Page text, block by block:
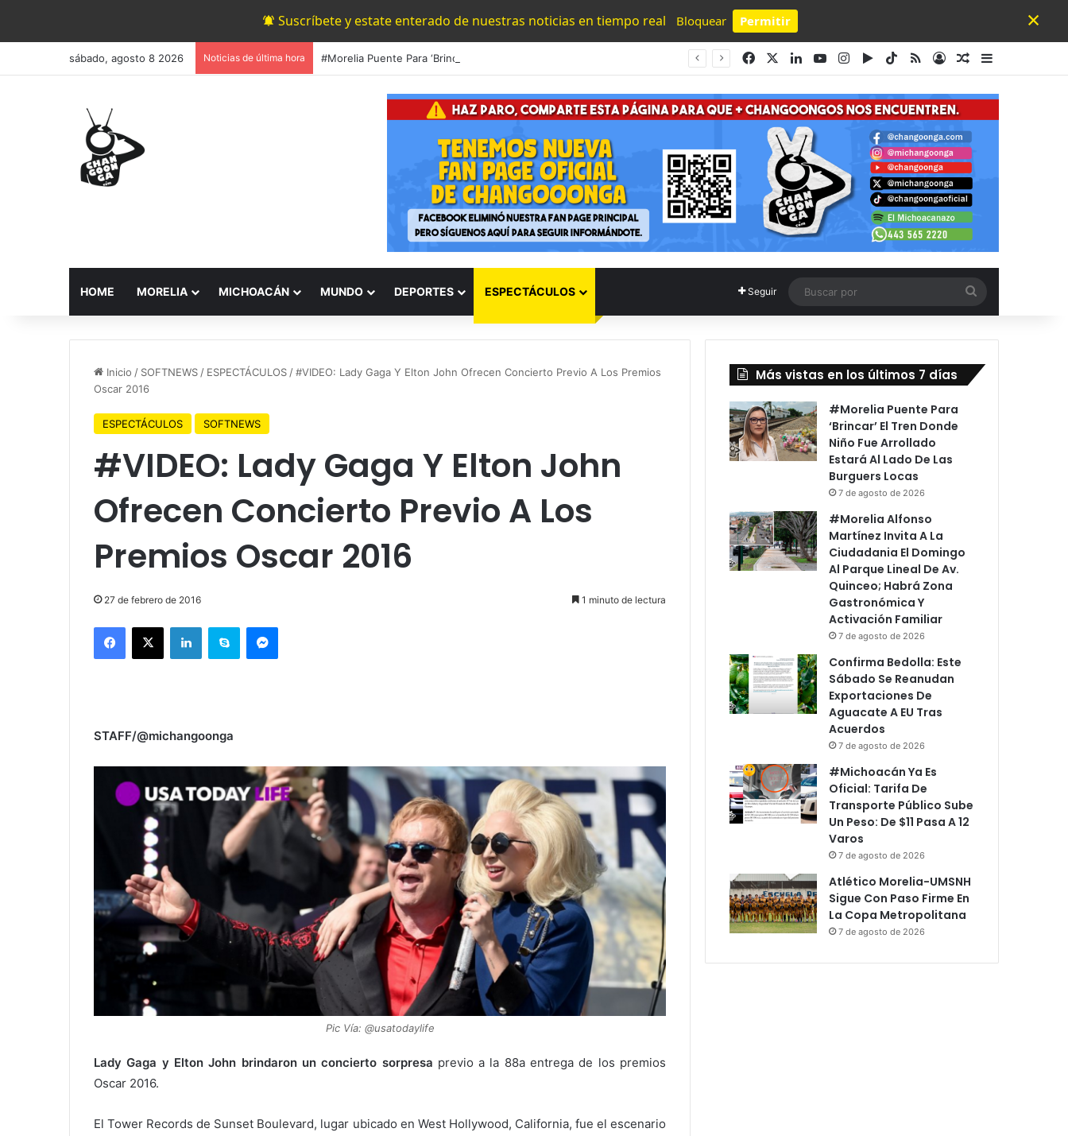
Suscríbete y estate enterado de nuestras noticias en tiempo real Bloquear Permitir
Powered by SendPulse
×
sábado, agosto 8 2026 Noticias de última hora FacebookLinkedInYouTubeInstagram
Google Play
TikTok
RSS AccesoPublicación al
HOME MORELIA MICHOACÁN MUNDO DEPORTES ESPECTÁCULOS Seguir
por
Inicio / SOFTNEWS / ESPECTÁCULOS /#VIDEO: Lady Gaga Y Elton John Ofrecen Concierto Previo A Los Premios
Oscar 2016
ESPECTÁCULOS SOFTNEWS
#VIDEO: Lady Gaga Y Elton John
Ofrecen Concierto Previo A Los
Premios Oscar 2016
27 de febrero de 2016 1 minuto de lectura
STAFF/@michangoonga
Pic Vía: @usatodaylife
Lady Gaga y Elton John brindaron un concierto sorpresa previo a la 88a entrega de los premios
Oscar 2016.
El Tower Records de Sunset Boulevard, lugar ubicado en West Hollywood, California, fue el escenario
Más vistas en los últimos 7 días
#Morelia Puente Para
‘Brincar’ El Tren Donde
Niño Fue Arrollado
Estará Al Lado De Las
Burguers Locas
7 de agosto de 2026
#Morelia Alfonso
Martínez Invita A La
Ciudadania El Domingo
Al Parque Lineal De Av.
Quinceo; Habrá Zona
Gastronómica Y
Activación Familiar
7 de agosto de 2026
Confirma Bedolla: Este
Sábado Se Reanudan
Exportaciones De
Aguacate A EU Tras
Acuerdos
7 de agosto de 2026
#Michoacán Ya Es
Oficial: Tarifa De
Transporte Público Sube
Un Peso: De $11 Pasa A 12
Varos
7 de agosto de 2026
Atlético Morelia-UMSNH
Sigue Con Paso Firme En
La Copa Metropolitana
7 de agosto de 2026